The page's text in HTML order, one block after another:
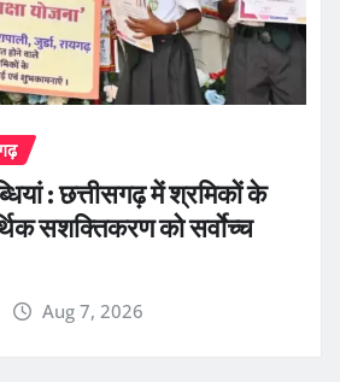
: छत्तीसगढ़ में श्रमिकों के
सशक्तिकरण को सर्वाेच्च
Aug 7, 2026